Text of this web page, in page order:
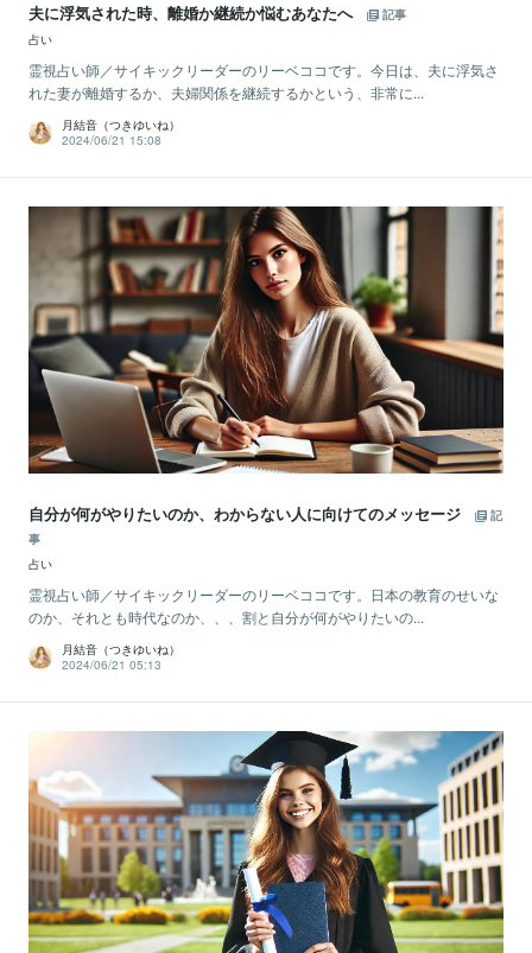
夫に浮気された時、離婚か継続か悩むあなたへ
記事
占い
霊視占い師／サイキックリーダーのリーベココです。今日は、夫に浮気さ
れた妻が離婚するか、夫婦関係を継続するかという、非常に...
月結音（つきゆいね）
2024/06/21 15:08
自分が何がやりたいのか、わからない人に向けてのメッセージ
記
事
占い
霊視占い師／サイキックリーダーのリーベココです。日本の教育のせいな
のか、それとも時代なのか、、、割と自分が何がやりたいの...
月結音（つきゆいね）
2024/06/21 05:13